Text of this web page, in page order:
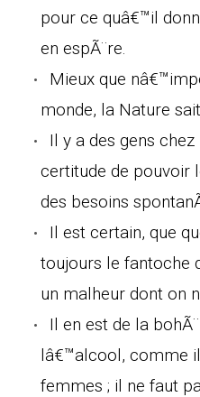
pour ce quâ€™il
en espÃ¨re.
Mieux que
monde, la Nature
Il y a des gens
certitude de pouvoir
des besoins
Il est certain, que
toujours le fantoche
un malheur dont on
Il en est de la
lâ€™alcool, comme
femmes ; il ne faut